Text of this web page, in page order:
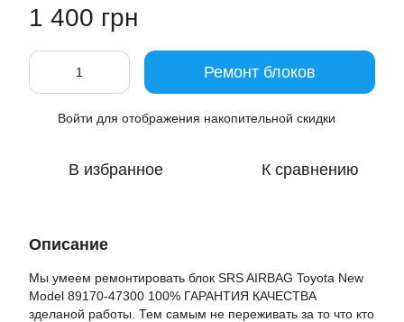
1 400 грн
Ремонт блоков
Войти для отображения накопительной скидки
В избранное К сравнению
Описание
Мы умеем ремонтировать блок SRS AIRBAG Toyota New
Model 89170-47300 100% ГАРАНТИЯ КАЧЕСТВА
зделаной работы. Тем самым не переживать за то что кто